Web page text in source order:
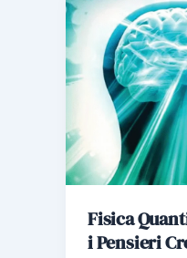
Fisica
i Pensieri